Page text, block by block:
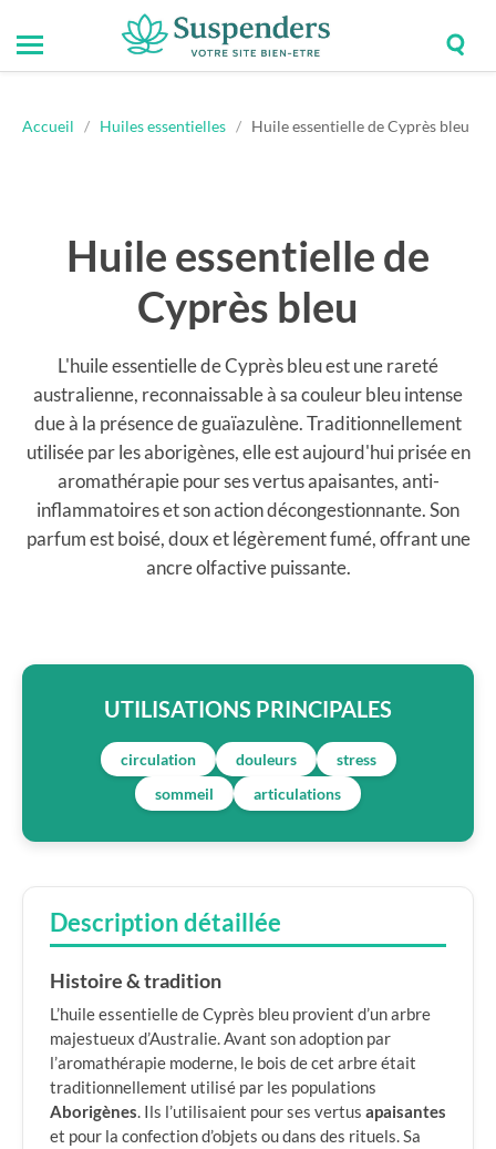
Suspenders
Toggle
mobile
Accueil / Huiles essentielles / Huile essentielle de Cyprès bleu
Huile essentielle de
Cyprès bleu
L'huile essentielle de Cyprès bleu est une rareté
australienne, reconnaissable à sa couleur bleu intense
due à la présence de guaïazulène. Traditionnellement
utilisée par les aborigènes, elle est aujourd'hui prisée en
aromathérapie pour ses vertus apaisantes, anti-
inflammatoires et son action décongestionnante. Son
parfum est boisé, doux et légèrement fumé, offrant une
ancre olfactive puissante.
UTILISATIONS PRINCIPALES
circulation douleurs
stress
sommeil
articulations
Description détaillée
Histoire & tradition
L’huile essentielle de Cyprès bleu provient d’un arbre
majestueux d’Australie. Avant son adoption par
l’aromathérapie moderne, le bois de cet arbre était
traditionnellement utilisé par les populations
Aborigènes. Ils l’utilisaient pour ses vertus apaisantes
et pour la confection d’objets ou dans des rituels. Sa